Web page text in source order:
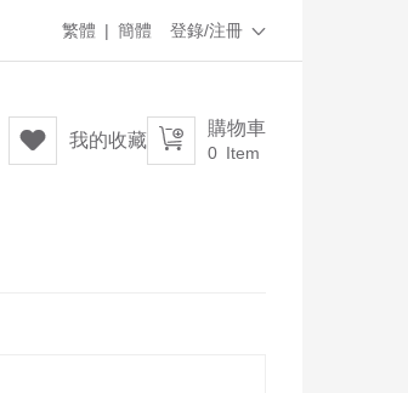
登錄/注冊 
繁體 | 簡體
 購物車
0 Item
 我的收藏